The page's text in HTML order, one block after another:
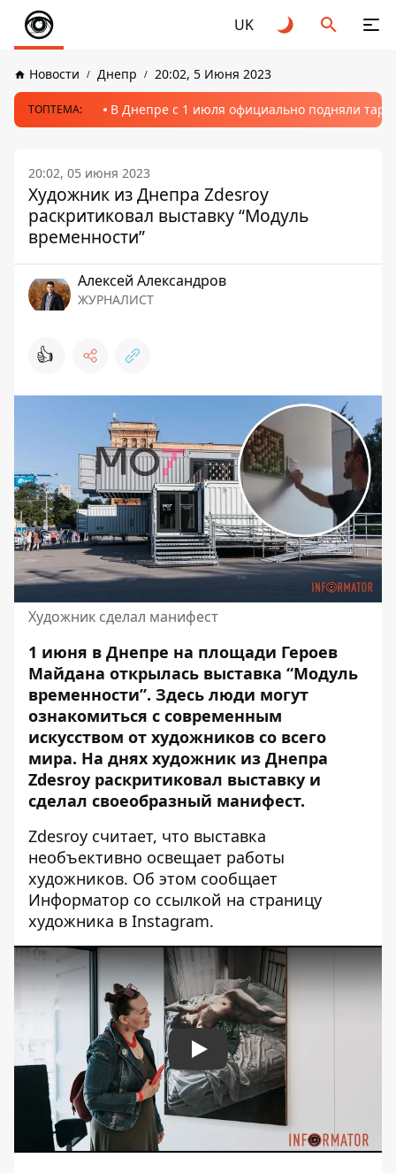
UK
Новости Днепр 20:02, 5 Июня 2023
ТОПТЕМА: В Днепре с 1 июля официально подняли
20:02, 05 июня 2023
Художник из Днепра Zdesroy
раскритиковал выставку “Модуль
временности”
Алексей Александров
ЖУРНАЛИСТ
👍
Художник сделал манифест
1 июня в Днепре на площади Героев
Майдана открылась выставка “Модуль
временности”. Здесь люди могут
ознакомиться с современным
искусством от художников со всего
мира. На днях художник из Днепра
Zdesroy раскритиковал выставку и
сделал своеобразный манифест.
Zdesroy считает, что выставка
необъективно освещает работы
художников. Об этом сообщает
Информатор со ссылкой на страницу
художника в Instagram.
Play